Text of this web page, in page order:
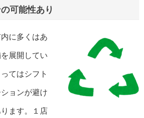
可能性あり
に多くはあ
展開してい
てはシフト
ョンが避け
ます。１店